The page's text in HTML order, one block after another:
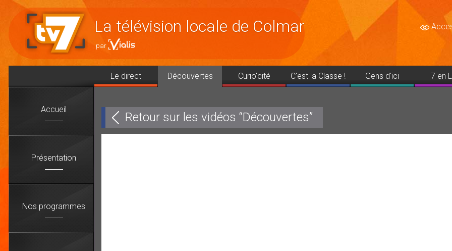
Accéder
contenu
La télévision locale de Colmar
Le direct Découvertes Curio'cité C'est la Classe ! Gens d'ici 7 en
Accueil
Présentation
Nos programmes
Retour sur les vidéos “Découvertes”